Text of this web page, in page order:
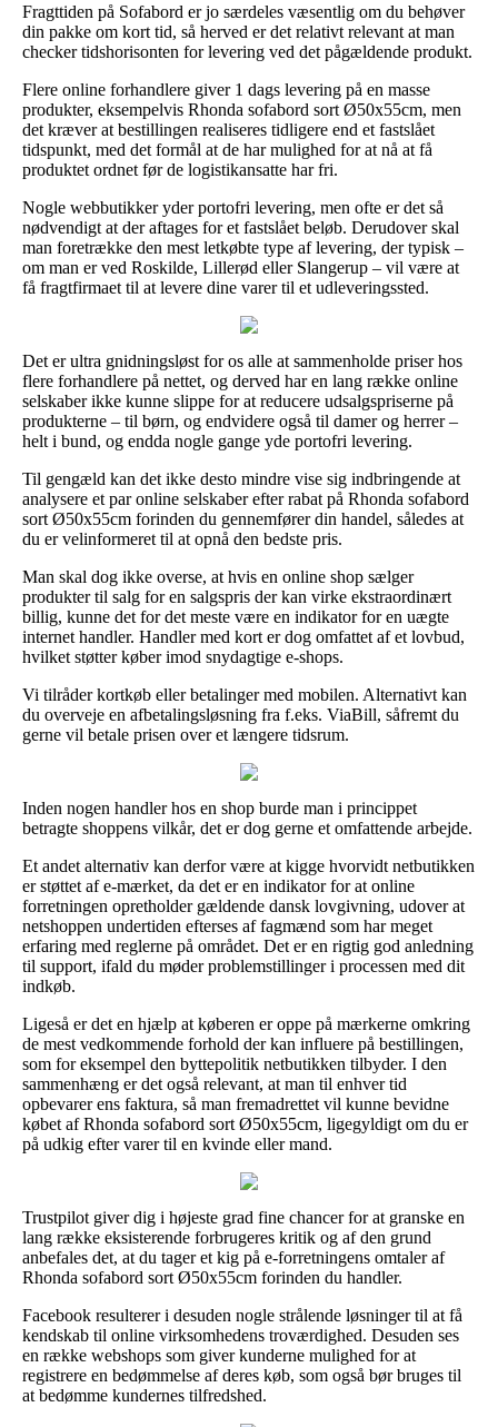
Fragttiden på Sofabord er jo særdeles væsentlig om du behøver
din pakke om kort tid, så herved er det relativt relevant at man
checker tidshorisonten for levering ved det pågældende produkt.
Flere online forhandlere giver 1 dags levering på en masse
produkter, eksempelvis Rhonda sofabord sort Ø50x55cm, men
det kræver at bestillingen realiseres tidligere end et fastslået
tidspunkt, med det formål at de har mulighed for at nå at få
produktet ordnet før de logistikansatte har fri.
Nogle webbutikker yder portofri levering, men ofte er det så
nødvendigt at der aftages for et fastslået beløb. Derudover skal
man foretrække den mest letkøbte type af levering, der typisk –
om man er ved Roskilde, Lillerød eller Slangerup – vil være at
få fragtfirmaet til at levere dine varer til et udleveringssted.
Det er ultra gnidningsløst for os alle at sammenholde priser hos
flere forhandlere på nettet, og derved har en lang række online
selskaber ikke kunne slippe for at reducere udsalgspriserne på
produkterne – til børn, og endvidere også til damer og herrer –
helt i bund, og endda nogle gange yde portofri levering.
Til gengæld kan det ikke desto mindre vise sig indbringende at
analysere et par online selskaber efter rabat på Rhonda sofabord
sort Ø50x55cm forinden du gennemfører din handel, således at
du er velinformeret til at opnå den bedste pris.
Man skal dog ikke overse, at hvis en online shop sælger
produkter til salg for en salgspris der kan virke ekstraordinært
billig, kunne det for det meste være en indikator for en uægte
internet handler. Handler med kort er dog omfattet af et lovbud,
hvilket støtter køber imod snydagtige e-shops.
Vi tilråder kortkøb eller betalinger med mobilen. Alternativt kan
du overveje en afbetalingsløsning fra f.eks. ViaBill, såfremt du
gerne vil betale prisen over et længere tidsrum.
Inden nogen handler hos en shop burde man i princippet
betragte shoppens vilkår, det er dog gerne et omfattende arbejde.
Et andet alternativ kan derfor være at kigge hvorvidt netbutikken
er støttet af e-mærket, da det er en indikator for at online
forretningen opretholder gældende dansk lovgivning, udover at
netshoppen undertiden efterses af fagmænd som har meget
erfaring med reglerne på området. Det er en rigtig god anledning
til support, ifald du møder problemstillinger i processen med dit
indkøb.
Ligeså er det en hjælp at køberen er oppe på mærkerne omkring
de mest vedkommende forhold der kan influere på bestillingen,
som for eksempel den byttepolitik netbutikken tilbyder. I den
sammenhæng er det også relevant, at man til enhver tid
opbevarer ens faktura, så man fremadrettet vil kunne bevidne
købet af Rhonda sofabord sort Ø50x55cm, ligegyldigt om du er
på udkig efter varer til en kvinde eller mand.
Trustpilot giver dig i højeste grad fine chancer for at granske en
lang række eksisterende forbrugeres kritik og af den grund
anbefales det, at du tager et kig på e-forretningens omtaler af
Rhonda sofabord sort Ø50x55cm forinden du handler.
Facebook resulterer i desuden nogle strålende løsninger til at få
kendskab til online virksomhedens troværdighed. Desuden ses
en række webshops som giver kunderne mulighed for at
registrere en bedømmelse af deres køb, som også bør bruges til
at bedømme kundernes tilfredshed.